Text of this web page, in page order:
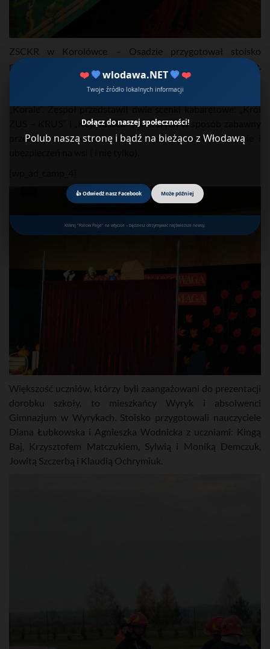
❤️ 💙wlodawa.NET💙❤️
Twoje źródło lokalnych informacji
Dołącz do naszej społeczności!
Polub naszą stronę i bądź na bieżąco z Włodawą
👍 Odwiedź nasz Facebook Może później
Kliknij "Follow Page" na wtyczce – będziesz otrzymywać najświeższe newsy.
ZSCKR w Korolówce – Osadzie przygotował stoisko
promujące szkołę i słodki poczęstunek. Oczywiście,
królowały gofry. Wiele emocji uczestnikom i gościom
konferencji dostarczył występ szkolnej grupy teatralnej
„Korale”. Zespół przedstawił dwie scenki kabaretowe: „Król
ZUS – KRUS” i „Kopciuszek” , w których w sposób zabawny
przewijał się trudny temat bezpieczeństwa w rolnictwie i
Większość uczniów, którzy byli zaangażowani do prezentacji
dorobku szkoły, to mieszkańcy Wyryk i absolwenci
Gimnazjum w Wyrykach. Stoisko przygotowali nauczyciele
Diana Łubkowska i Agnieszka Wodnicka z uczniami: Kingą
Baj, Krzysztofem Matczukiem, Sylwią i Moniką Demczuk,
Jowitą Szczerbą i Klaudią Ochrymiuk.